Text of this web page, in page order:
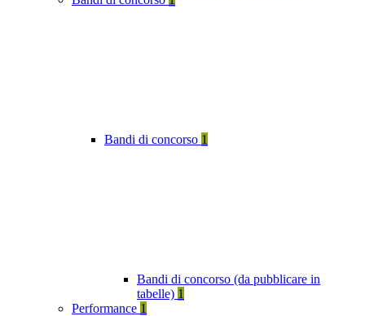
Bandi di concorso 1
Bandi di concorso (da pubblicare in
tabelle) 1
Performance 1